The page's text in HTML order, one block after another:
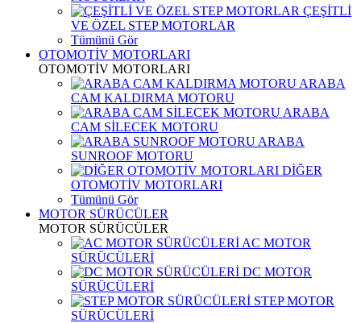
ÇEŞİTLİ
VE ÖZEL STEP MOTORLAR
Tümünü Gör
OTOMOTİV MOTORLARI
OTOMOTİV MOTORLARI
ARABA
CAM KALDIRMA MOTORU
ARABA
CAM SİLECEK MOTORU
ARABA
SUNROOF MOTORU
DİĞER
OTOMOTİV MOTORLARI
Tümünü Gör
MOTOR SÜRÜCÜLER
MOTOR SÜRÜCÜLER
AC MOTOR
SÜRÜCÜLERİ
DC MOTOR
SÜRÜCÜLERİ
STEP MOTOR
SÜRÜCÜLERİ